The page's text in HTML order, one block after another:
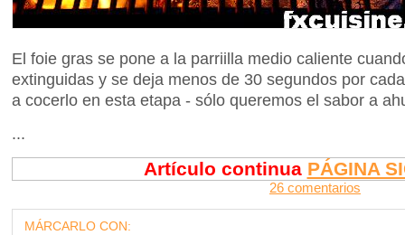
El foie gras se pone a la parriilla medio caliente
extinguidas y se deja menos de 30 segundos por
a cocerlo en esta etapa - sólo queremos el sabor a
...
Artículo continua PÁGINA
26 comentarios
MÁRCARLO CON: